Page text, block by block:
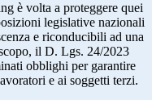
è volta a proteggere quei
legislative nazionali
e riconducibili ad una
il D. Lgs. 24/2023
obblighi per garantire
e ai soggetti terzi.